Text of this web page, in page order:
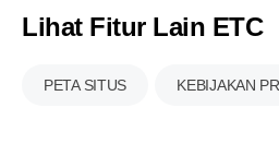
Lihat Fitur Lain ETC
PETA SITUS KEBIJAKAN